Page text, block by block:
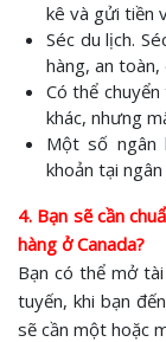
kê và gửi tiền
Séc du lịch.
hàng, an
Có thể
khác, nhưng
Một số ngân
khoản tại
4. Bạn sẽ cần
hàng ở Canada?
Bạn có thể mở
tuyến, khi bạn
sẽ cần một hoặc